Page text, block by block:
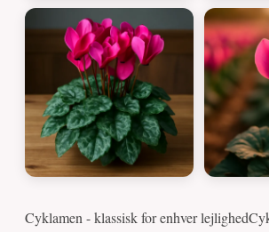
Cyklamen - klassisk for enhver